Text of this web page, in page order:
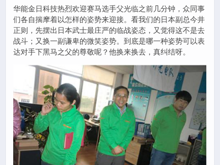
华能金日科技热烈欢迎赛马选手父光临之前几分钟，众同事
们各自揣摩着以怎样的姿势来迎接。看我们的日本副总今井
正则，先摆出日本武士最庄严的临战姿态，又觉得这不是去
战斗；又换一副谦卑的微笑姿势。到底是哪一种姿势可以表
达对手下黑马之父的尊敬呢？他换来换去，真纠结呀。